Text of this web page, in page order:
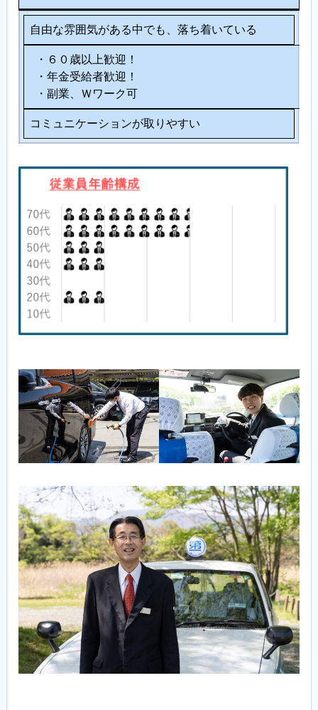
自由な雰囲気がある中でも、落ち着いている
・６０歳以上歓迎！
・年金受給者歓迎！
・副業、Ｗワーク可
コミュニケーションが取りやすい